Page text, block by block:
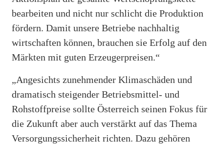
bearbeiten und nicht nur schlicht die Produktion
fördern. Damit unsere Betriebe nachhaltig
wirtschaften können, brauchen sie Erfolg auf den
Märkten mit guten Erzeugerpreisen.“
„Angesichts zunehmender Klimaschäden und
dramatisch steigender Betriebsmittel- und
Rohstoffpreise sollte Österreich seinen Fokus für
die Zukunft aber auch verstärkt auf das Thema
Versorgungssicherheit richten. Dazu gehören